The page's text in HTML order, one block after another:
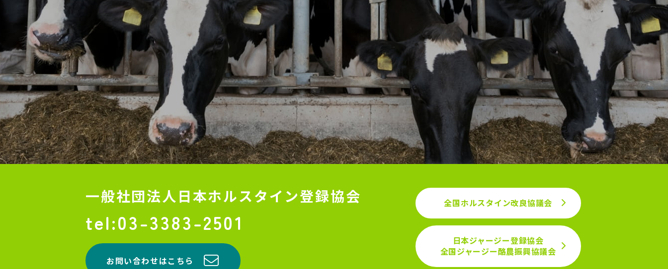
一般社団法人日本ホルスタイン登録協会
03-3383-2501
お問い合わせはこちら
全国ホルスタイン改良協議会
日本ジャージー登録協会
全国ジャージー酪農振興協議会